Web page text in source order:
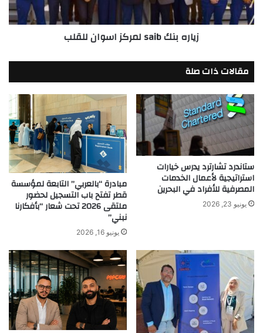
زياره بنك saib لمركز اسوان للقلب
مقالات ذات صلة
ستاندرد تشارترد يدرس خيارات
استراتيجية لأعمال الخدمات
المصرفية للأفراد في البحرين
يونيو 23, 2026
مبادرة “بالعربي” التابعة لمؤسسة
قطر تفتح باب التسجيل لحضور
ملتقى 2026 تحت شعار “بأفكارنا
نبني”
يونيو 16, 2026